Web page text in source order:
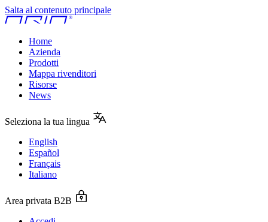
Salta al contenuto principale
Home
Azienda
Prodotti
Mappa rivenditori
Risorse
News
Seleziona la tua lingua
English
Español
Français
Italiano
Area privata B2B